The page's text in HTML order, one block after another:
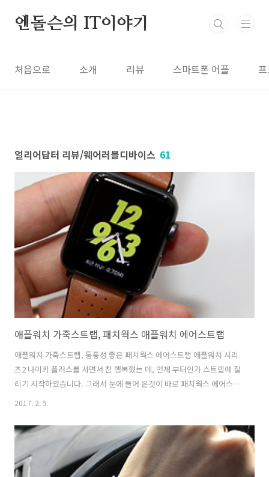
엔돌슨의 IT이야기
처음으로 소개 리뷰 스마트폰 어플
얼리어답터 리뷰/웨어러블디바이스 61
애플워치 가죽스트랩, 패치웍스 애플워치 에어스트랩
애플워치 가죽스트랩, 통풍성 좋은 패치웍스 에어스트랩 애플워치 시리
즈2 나이키 플러스를 사면서 참 행복했는 데, 언제 부터인가 스트랩에 질
리기 시작하였습니다. 그래서 눈에 들어 온것이 바로 패치웍스 에어스트
랩 였습니다. 천연 가죽에 손목 통풍까지 신경 쓴 TPU소재로 더욱 시원
라서 회사 출근할 때 분위기를 바꾸어 볼 수 있었습니다. 밝은 브라운 컬
러의 애플워치 스트랩은 전에 제가 알던 나이키 플러스가 아닌 다른 느낌
을 주더군요. 그래서 매번 스트랩을 바꾸길 잘했다는 생각이 듭니다. 애
플워치 나이키와 패치워스 에어스트랩의 만남입니다. 시계페이스는 바
2017. 2. 5.